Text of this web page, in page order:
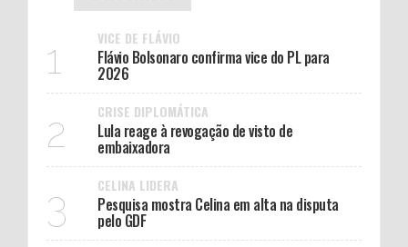
1 VICE DE FLÁVIO
Flávio Bolsonaro confirma vice do PL para
2026
2 CRISE DIPLOMÁTICA
Lula reage à revogação de visto de
embaixadora
3 CELINA LIDERA
Pesquisa mostra Celina em alta na disputa
pelo GDF